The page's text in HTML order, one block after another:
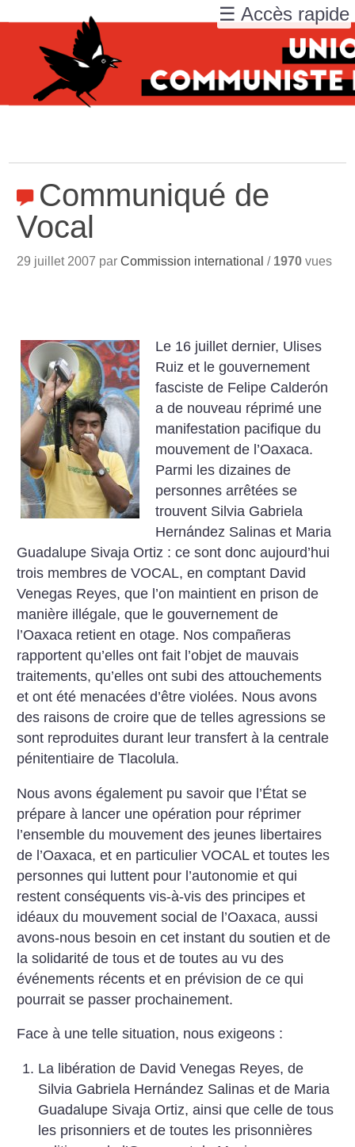
Communiqué de
Vocal
29 juillet 2007 parCommission international / 1970 vues
Le 16 juillet dernier, Ulises
Ruiz et le gouvernement
fasciste de Felipe Calderón
a de nouveau réprimé une
manifestation pacifique du
mouvement de l’Oaxaca.
Parmi les dizaines de
personnes arrêtées se
trouvent Silvia Gabriela
Hernández Salinas et Maria
Guadalupe Sivaja Ortiz : ce sont donc aujourd’hui
trois membres de VOCAL, en comptant David
Venegas Reyes, que l’on maintient en prison de
manière illégale, que le gouvernement de
l’Oaxaca retient en otage. Nos compañeras
rapportent qu’elles ont fait l’objet de mauvais
traitements, qu’elles ont subi des attouchements
et ont été menacées d’être violées. Nous avons
des raisons de croire que de telles agressions se
sont reproduites durant leur transfert à la centrale
pénitentiaire de Tlacolula.
Nous avons également pu savoir que l’État se
prépare à lancer une opération pour réprimer
l’ensemble du mouvement des jeunes libertaires
de l’Oaxaca, et en particulier VOCAL et toutes les
personnes qui luttent pour l’autonomie et qui
restent conséquents vis-à-vis des principes et
idéaux du mouvement social de l’Oaxaca, aussi
avons-nous besoin en cet instant du soutien et de
la solidarité de tous et de toutes au vu des
événements récents et en prévision de ce qui
pourrait se passer prochainement.
Face à une telle situation, nous exigeons :
La libération de David Venegas Reyes, de
Silvia Gabriela Hernández Salinas et de Maria
Guadalupe Sivaja Ortiz, ainsi que celle de tous
lesprisonniers et de toutes les prisonnières
☰ Accès rapide